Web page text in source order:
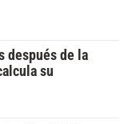
después de la
su